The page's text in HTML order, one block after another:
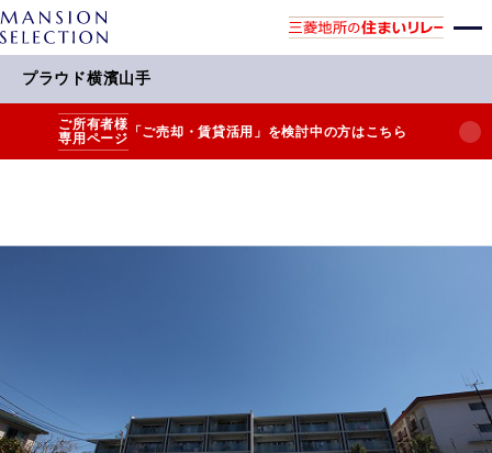
プラウド横濱山手
ご所有者様
専用ページ 「ご売却・賃貸活用」を検討中の方はこちら